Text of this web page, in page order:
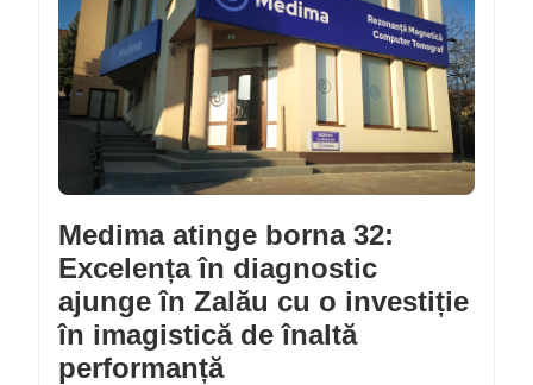
Medima atinge borna 32:
Excelența în diagnostic
ajunge în Zalău cu o investiție
în imagistică de înaltă
performanță